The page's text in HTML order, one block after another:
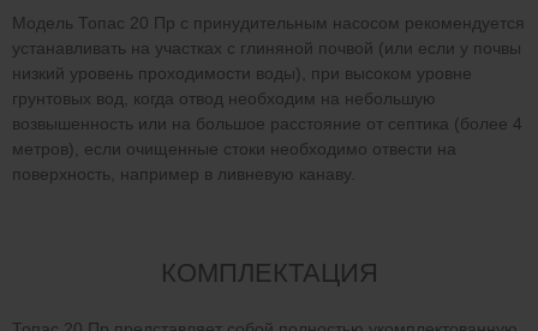
Модель Топас 20 Пр с принудительным насосом рекомендуется
устанавливать на участках с глиняной почвой (или если у почвы
низкий уровень проходимости воды), при высоком уровне
грунтовых вод, когда отвод необходим на небольшую
возвышенность или на большое расстояние от септика (более 4
метров), если очищенные стоки необходимо отвести на
поверхность, например в ливневую канаву.
КОМПЛЕКТАЦИЯ